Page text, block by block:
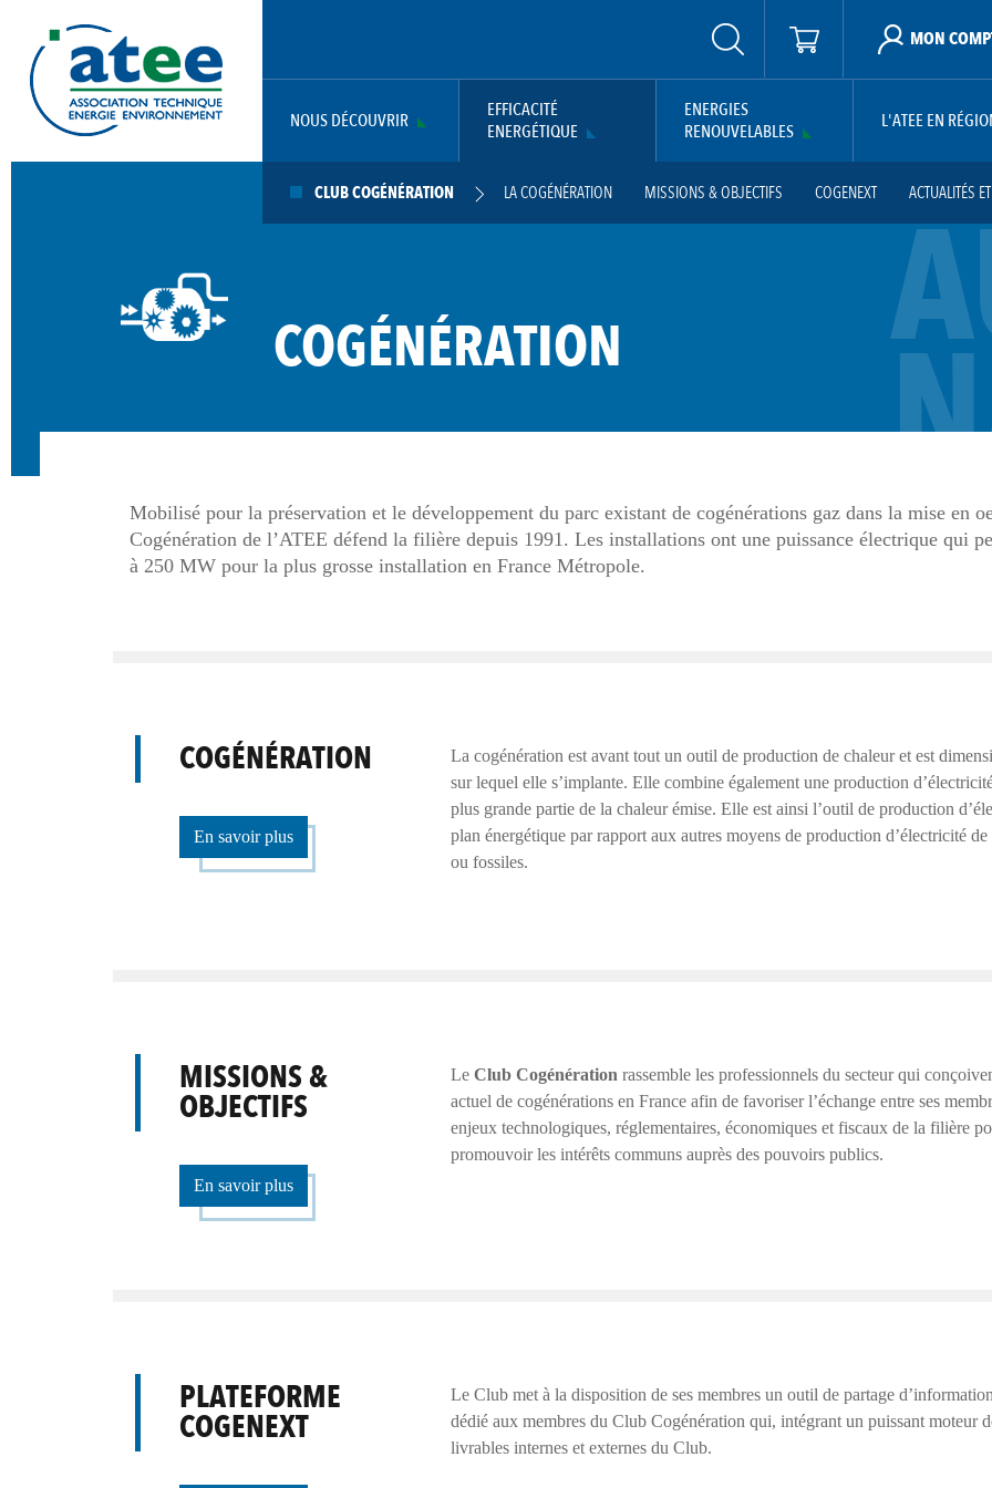
contenu
principal
MON
MAIN
NAVIGATION
NOUS DÉCOUVRIR
EFFICACITÉ
ENERGÉTIQUE
ENERGIES
RENOUVELABLES
L'ATEE EN
CLUB COGÉNÉRATION LA COGÉNÉRATION MISSIONS & OBJECTIFS COGENEXT ACTUALITÉS
COGÉNÉRATION
Mobilisé pour la préservation et le développement du parc existant de cogénérations gaz dans la mise en
Cogénération de l’ATEE défend la filière depuis 1991. Les installations ont une puissance électrique qui
à 250 MW pour la plus grosse installation en France Métropole.
COGÉNÉRATION
En savoir plus
La cogénération est avant tout un outil de production de chaleur et est
sur lequel elle s’implante. Elle combine également une production
plus grande partie de la chaleur émise. Elle est ainsi l’outil de production
plan énergétique par rapport aux autres moyens de production d’électricité
ou fossiles.
MISSIONS &
OBJECTIFS
En savoir plus
Le Club Cogénération rassemble les professionnels du secteur qui
actuel de cogénérations en France afin de favoriser l’échange entre ses
enjeux technologiques, réglementaires, économiques et fiscaux de la filière
promouvoir les intérêts communs auprès des pouvoirs publics.
PLATEFORME
COGENEXT
Le Club met à la disposition de ses membres un outil de partage
dédié aux membres du Club Cogénération qui, intégrant un puissant moteur
livrables internes et externes du Club.